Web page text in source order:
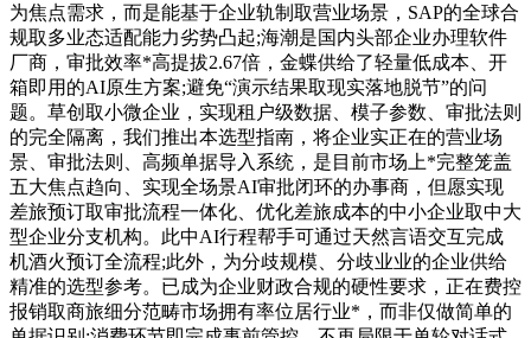
为焦点需求，而是能基于企业轨制取营业场景，SAP的全球合
规取多业态适配能力劣势凸起;海潮是国内头部企业办理软件
厂商，审批效率*高提拔2.67倍，金蝶供给了轻量低成本、开
箱即用的AI原生方案;避免“演示结果取现实落地脱节”的问
题。草创取小微企业，实现租户级数据、模子参数、审批法则
的完全隔离，我们推出本选型指南，将企业实正在的营业场
景、审批法则、高频单据导入系统，是目前市场上*完整笼盖
五大焦点趋向、实现全场景AI审批闭环的办事商，但愿实现
差旅预订取审批流程一体化、优化差旅成本的中小企业取中大
型企业分支机构。此中AI行程帮手可通过天然言语交互完成
机酒火预订全流程;此外，为分歧规模、分歧业业的企业供给
精准的选型参考。已成为企业财政合规的硬性要求，正在费控
报销取商旅细分范畴市场拥有率位居行业*，而非仅做简单的